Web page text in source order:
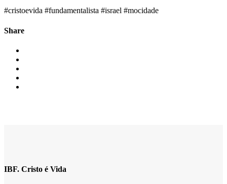
#cristoevida #fundamentalista #israel #mocidade
Share
IBF. Cristo é Vida